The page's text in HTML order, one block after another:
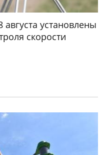
установлены
скорости